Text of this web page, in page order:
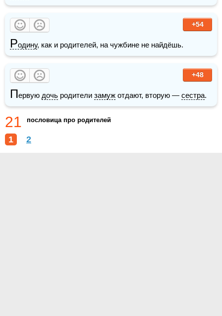
+54
Родину, как и родителей, на чужбине не найдёшь.
+48
Первую дочь родители замуж отдают, вторую — сестра.
21 пословица про родителей
1 2